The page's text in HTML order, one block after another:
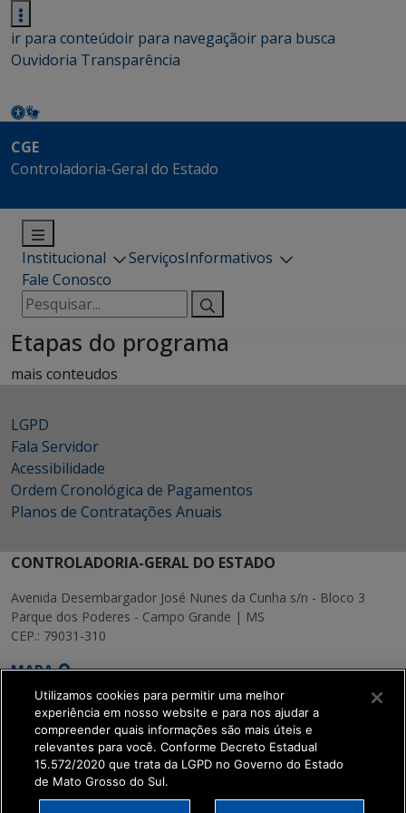
ir para conteúdoir para navegaçãoir para busca
Ouvidoria Transparência
CGE
Controladoria-Geral do Estado
Institucional ServiçosInformativos
Fale Conosco
Pesquisar
por:
Etapas do programa
mais conteudos
LGPD
Fala Servidor
Acessibilidade
Ordem Cronológica de Pagamentos
Planos de Contratações Anuais
CONTROLADORIA-GERAL DO ESTADO
Avenida Desembargador José Nunes da Cunha s/n - Bloco 3
Parque dos Poderes - Campo Grande | MS
CEP.: 79031-310
MAPA
SETDIG | Secretaria-
Executiva de
Utilizamos cookies para permitir uma melhor
experiência em nosso website e para nos ajudar a
compreender quais informações são mais úteis e
relevantes para você. Conforme Decreto Estadual
15.572/2020 que trata da LGPD no Governo do Estado
de Mato Grosso do Sul.